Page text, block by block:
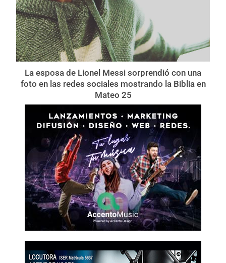
La esposa de Lionel Messi sorprendió con una
foto en las redes sociales mostrando la Biblia en
Mateo 25